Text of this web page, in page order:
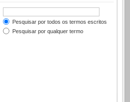
Pesquisar por todos os termos escritos
Pesquisar por qualquer termo